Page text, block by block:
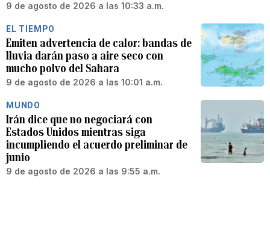
9 de agosto de 2026 a las 10:33 a.m.
EL TIEMPO
Emiten advertencia de calor: bandas de
lluvia darán paso a aire seco con
mucho polvo del Sahara
9 de agosto de 2026 a las 10:01 a.m.
MUNDO
Irán dice que no negociará con
Estados Unidos mientras siga
incumpliendo el acuerdo preliminar de
junio
9 de agosto de 2026 a las 9:55 a.m.